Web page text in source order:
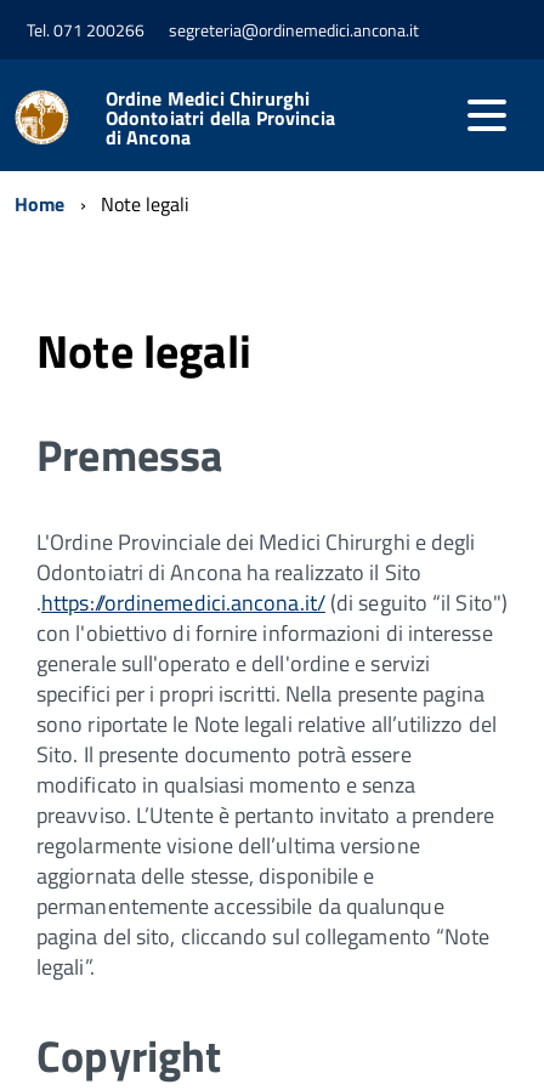
Tel. 071 200266 segreteria@ordinemedici.ancona.it
Ordine Medici Chirurghi
Odontoiatri della Provincia
di Ancona
Home Note legali
Note legali
Premessa
L'Ordine Provinciale dei Medici Chirurghi e degli
Odontoiatri di Ancona ha realizzato il Sito
.https://ordinemedici.ancona.it/(di seguito “il Sito")
con l'obiettivo di fornire informazioni di interesse
generale sull'operato e dell'ordine e servizi
specifici per i propri iscritti. Nella presente pagina
sono riportate le Note legali relative all’utilizzo del
Sito. Il presente documento potrà essere
modificato in qualsiasi momento e senza
preavviso. L’Utente è pertanto invitato a prendere
regolarmente visione dell’ultima versione
aggiornata delle stesse, disponibile e
permanentemente accessibile da qualunque
pagina del sito, cliccando sul collegamento “Note
legali”.
Copyright